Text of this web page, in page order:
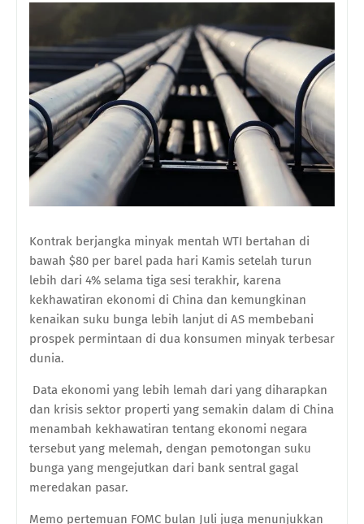
Kontrak berjangka minyak mentah WTI bertahan di
bawah $80 per barel pada hari Kamis setelah turun
lebih dari 4% selama tiga sesi terakhir, karena
kekhawatiran ekonomi di China dan kemungkinan
kenaikan suku bunga lebih lanjut di AS membebani
prospek permintaan di dua konsumen minyak terbesar
dunia.
Data ekonomi yang lebih lemah dari yang diharapkan
dan krisis sektor properti yang semakin dalam di China
menambah kekhawatiran tentang ekonomi negara
tersebut yang melemah, dengan pemotongan suku
bunga yang mengejutkan dari bank sentral gagal
meredakan pasar.
Memo pertemuan FOMC bulan Juli juga menunjukkan